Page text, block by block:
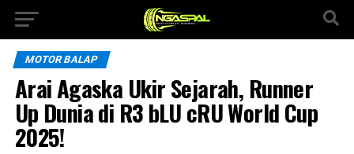
MOTOR BALAP
Arai Agaska Ukir Sejarah, Runner
Up Dunia di R3 bLU cRU World Cup
2025!